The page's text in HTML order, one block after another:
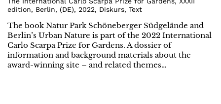
edition, Berlin, (DE), 2022, Diskurs, Text
The book Natur Park Schöneberger Südgelände and
Berlin’s Urban Nature is part of the 2022 International
Carlo Scarpa Prize for Gardens. A dossier of
information and background materials about the
award-winning site – and related themes…